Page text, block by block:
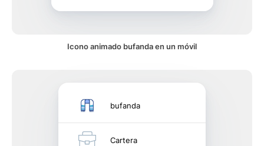
Icono animado bufanda en un móvil
bufanda
Cartera